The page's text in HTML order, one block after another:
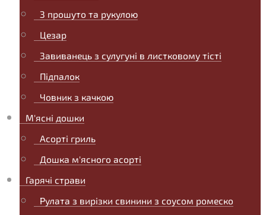
З прошуто та рукулою
Цезар
Завиванець з сулугуні в листковому тісті
Підпалок
Човник з качкою
М'ясні дошки
Асорті гриль
Дошка м'ясного асорті
Гарячі страви
Рулата з вирізки свинини з соусом ромеско